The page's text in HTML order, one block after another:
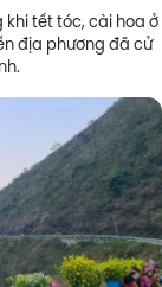
khi tết tóc, cài hoa ở
địa phương đã cử